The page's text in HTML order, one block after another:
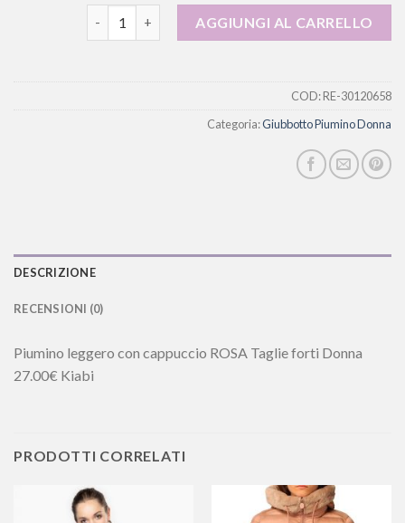
AGGIUNGI AL CARRELLO
COD:RE-30120658
Categoria:Giubbotto Piumino Donna
DESCRIZIONE
RECENSIONI (0)
Piumino leggero con cappuccio ROSA Taglie forti Donna
27.00€ Kiabi
PRODOTTI CORRELATI